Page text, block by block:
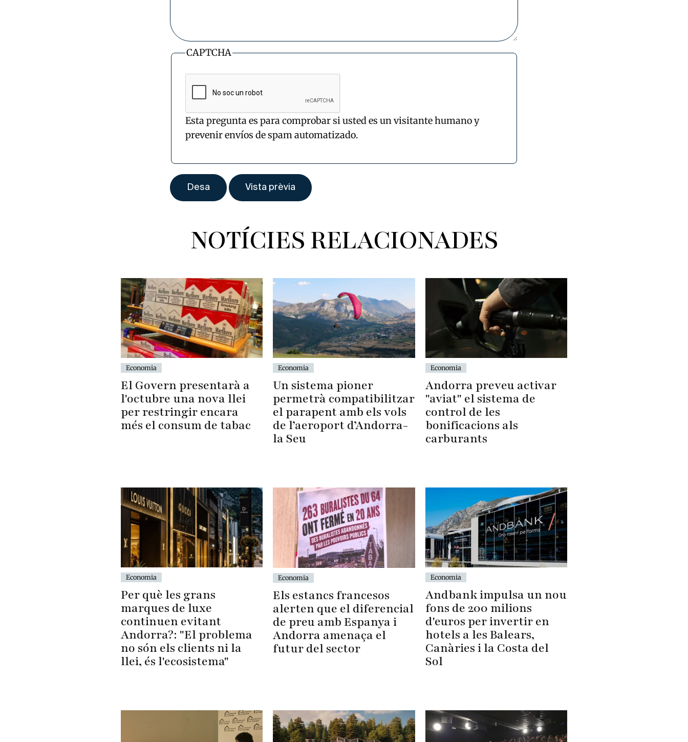
CAPTCHA
Esta pregunta es para comprobar si usted es un visitante humano y
prevenir envíos de spam automatizado.
NOTÍCIES RELACIONADES
Economia
El Govern presentarà a
l'octubre una nova llei
per restringir encara
més el consum de tabac
Economia
Un sistema pioner
permetrà compatibilitzar
el parapent amb els vols
de l’aeroport d’Andorra-
la Seu
Economia
Andorra preveu activar
"aviat" el sistema de
control de les
bonificacions als
carburants
Economia
Per què les grans
marques de luxe
continuen evitant
Andorra?: "El problema
no són els clients ni la
llei, és l'ecosistema"
Economia
Els estancs francesos
alerten que el diferencial
de preu amb Espanya i
Andorra amenaça el
futur del sector
Economia
Andbank impulsa un nou
fons de 200 milions
d'euros per invertir en
hotels a les Balears,
Canàries i la Costa del
Sol